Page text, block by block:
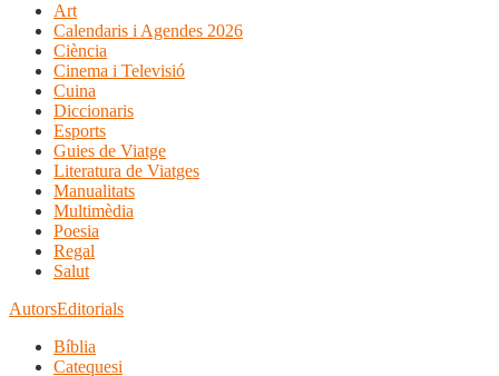
Art
Calendaris i Agendes 2026
Ciència
Cinema i Televisió
Cuina
Diccionaris
Esports
Guies de Viatge
Literatura de Viatges
Manualitats
Multimèdia
Poesia
Regal
Salut
AutorsEditorials
Bíblia
Catequesi